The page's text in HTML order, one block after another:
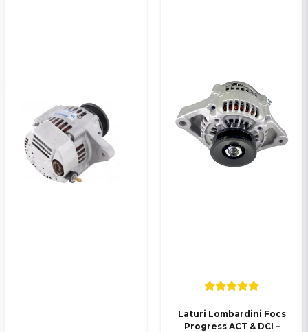
Laturi Lombardini Focs
Progress ACT & DCI –